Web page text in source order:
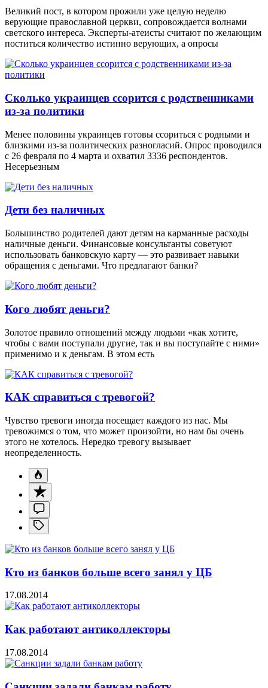
Великий пост, в котором прожили уже целую неделю
верующие православной церкви, сопровождается волнами
светского интереса. Эксперты-атеисты считают по желающим
поститься количество истинно верующих, а опросы
Сколько украинцев ссорится с родственниками
из-за политики
Менее половины украинцев готовы ссориться с родными и
близкими из-за политических разногласий. Опрос проводился
с 26 февраля по 4 марта и охватил 3336 респондентов.
Несерьезным
Дети без наличных
Большинство родителей дают детям на карманные расходы
наличные деньги. Финансовые консультанты советуют
использовать банковскую карту — это развивает навыки
обращения с деньгами. Что предлагают банки?
Кого любят деньги?
Золотое правило отношений между людьми «как хотите,
чтобы с вами поступали другие, так и вы поступайте с ними»
применимо и к деньгам. В этом есть
КАК справиться с тревогой?
Чувство тревоги иногда посещает каждого из нас. Мы
тревожимся о том, что может произойти, но нам бы очень
этого не хотелось. Нередко тревогу вызывает
неопределенность.
Кто из банков больше всего занял у ЦБ
17.08.2014
Как работают антиколлекторы
17.08.2014